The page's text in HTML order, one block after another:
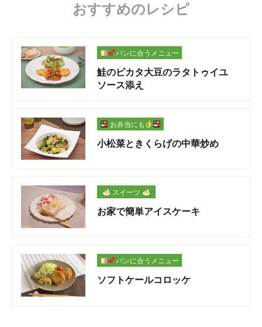
おすすめのレシピ
パンに合うメニュー
鮭のピカタ大豆のラタトゥイユ
ソース添え
お弁当にも
小松菜ときくらげの中華炒め
スイーツ
お家で簡単アイスケーキ
パンに合うメニュー
ソフトケールコロッケ